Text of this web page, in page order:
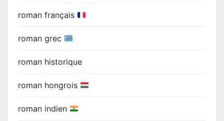
roman français
roman grec
roman historique
roman hongrois
roman indien